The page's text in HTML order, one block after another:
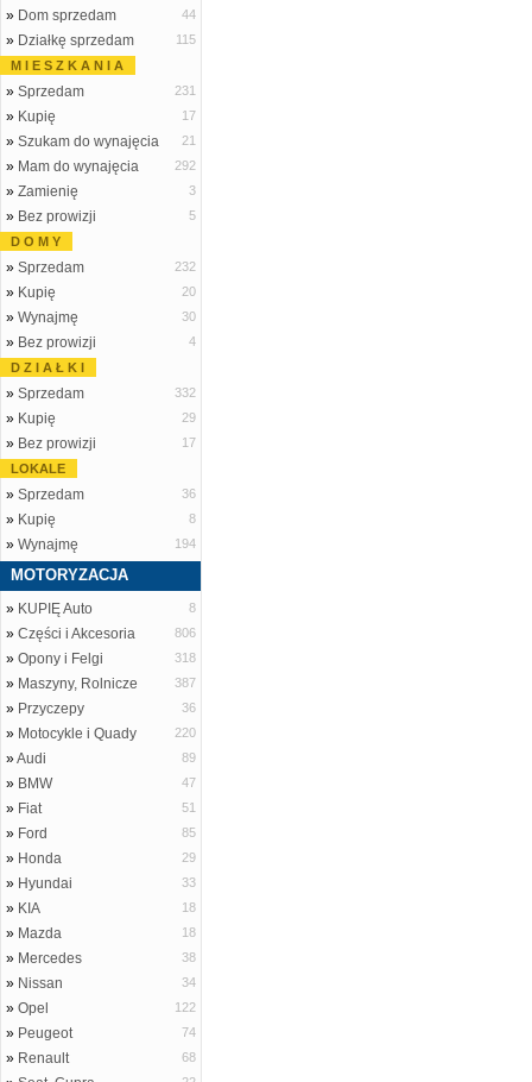
» Dom sprzedam 44
» Działkę sprzedam
115
M I E S Z K A N I A
» Sprzedam 231
» Kupię 17
» Szukam do wynajęcia 21
» Mam do wynajęcia 292
» Zamienię 3
» Bez prowizji
5
D O M Y
» Sprzedam 232
» Kupię 20
» Wynajmę 30
» Bez prowizji
4
D Z I A Ł K I
» Sprzedam 332
» Kupię 29
» Bez prowizji
17
LOKALE
» Sprzedam 36
» Kupię 8
» Wynajmę 194
MOTORYZACJA
» KUPIĘ Auto 8
» Części i Akcesoria 806
» Opony i Felgi 318
» Maszyny, Rolnicze 387
» Przyczepy 36
» Motocykle i Quady 220
»Audi 89
» BMW 47
» Fiat 51
» Ford 85
» Honda 29
» Hyundai 33
» KIA 18
» Mazda 18
» Mercedes 38
» Nissan 34
» Opel 122
» Peugeot 74
» Renault 68